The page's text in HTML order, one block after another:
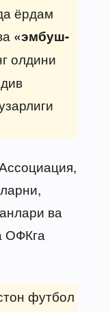
ёрдам
«эмбуш-
олдини
ва
ОФКга
футбол